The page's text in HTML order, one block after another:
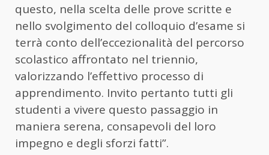
questo, nella scelta delle prove scritte e
nello svolgimento del colloquio d’esame si
terrà conto dell’eccezionalità del percorso
scolastico affrontato nel triennio,
valorizzando l’effettivo processo di
apprendimento. Invito pertanto tutti gli
studenti a vivere questo passaggio in
maniera serena, consapevoli del loro
impegno e degli sforzi fatti”.